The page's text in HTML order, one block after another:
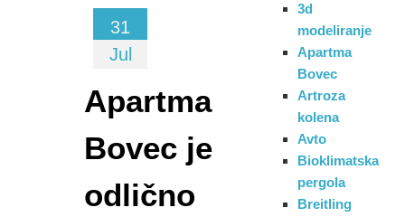
31
Jul
Apartma
Bovec je
odlično
3d
modeliranje
Apartma
Bovec
Artroza
kolena
Avto
Bioklimatska
pergola
Breitling